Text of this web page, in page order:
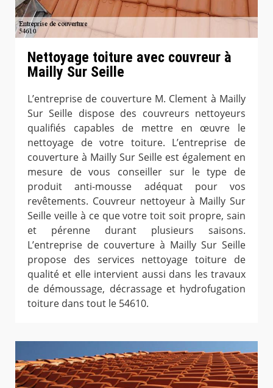
Nettoyage toiture avec couvreur à
Mailly Sur Seille
L’entreprise de couverture M. Clement à Mailly
Sur Seille dispose des couvreurs nettoyeurs
qualifiés capables de mettre en œuvre le
nettoyage de votre toiture. L’entreprise de
couverture à Mailly Sur Seille est également en
mesure de vous conseiller sur le type de
produit anti-mousse adéquat pour vos
revêtements. Couvreur nettoyeur à Mailly Sur
Seille veille à ce que votre toit soit propre, sain
et pérenne durant plusieurs saisons.
L’entreprise de couverture à Mailly Sur Seille
propose des services nettoyage toiture de
qualité et elle intervient aussi dans les travaux
de démoussage, décrassage et hydrofugation
toiture dans tout le 54610.